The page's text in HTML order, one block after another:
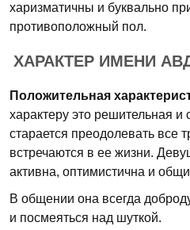
харизматичны и буквально
противоположный пол.
ХАРАКТЕР ИМЕНИ
Положительная
характеру это решительная
старается преодолевать все
встречаются в ее жизни.
активна, оптимистична и
В общении она всегда
и посмеяться над шуткой.